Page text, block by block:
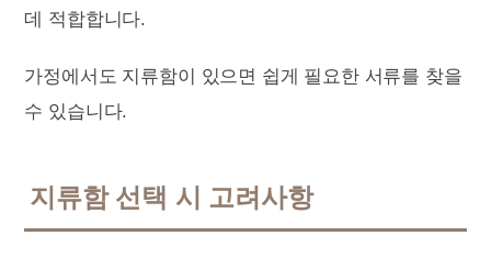
데 적합합니다.
가정에서도 지류함이 있으면 쉽게 필요한 서류를 찾을
수 있습니다.
지류함 선택 시 고려사항